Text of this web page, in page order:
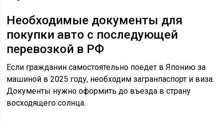
Необходимые документы для
покупки авто с последующей
перевозкой в РФ
Если гражданин самостоятельно поедет в Японию за
машиной в 2025 году, необходим загранпаспорт и виза.
Документы нужно оформить до въезда в страну
восходящего солнца.